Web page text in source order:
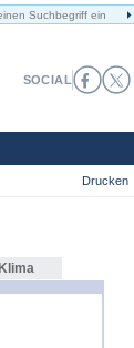
SOCIAL
Drucken
Klima